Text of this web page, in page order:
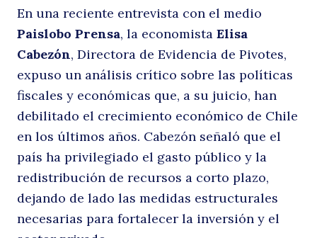
En una reciente entrevista con el medio
Paislobo Prensa, la economista Elisa
Cabezón, Directora de Evidencia de Pivotes,
expuso un análisis crítico sobre las políticas
fiscales y económicas que, a su juicio, han
debilitado el crecimiento económico de Chile
en los últimos años. Cabezón señaló que el
país ha privilegiado el gasto público y la
redistribución de recursos a corto plazo,
dejando de lado las medidas estructurales
necesarias para fortalecer la inversión y el